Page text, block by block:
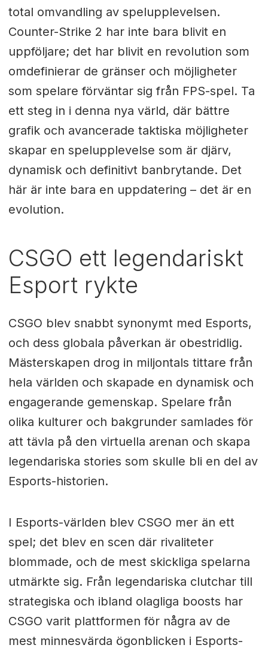
total omvandling av spelupplevelsen.
Counter-Strike 2 har inte bara blivit en
uppföljare; det har blivit en revolution som
omdefinierar de gränser och möjligheter
som spelare förväntar sig från FPS-spel. Ta
ett steg in i denna nya värld, där bättre
grafik och avancerade taktiska möjligheter
skapar en spelupplevelse som är djärv,
dynamisk och definitivt banbrytande. Det
här är inte bara en uppdatering – det är en
evolution.
CSGO ett legendariskt
Esport rykte
CSGO blev snabbt synonymt med Esports,
och dess globala påverkan är obestridlig.
Mästerskapen drog in miljontals tittare från
hela världen och skapade en dynamisk och
engagerande gemenskap. Spelare från
olika kulturer och bakgrunder samlades för
att tävla på den virtuella arenan och skapa
legendariska stories som skulle bli en del av
Esports-historien.
I Esports-världen blev CSGO mer än ett
spel; det blev en scen där rivaliteter
blommade, och de mest skickliga spelarna
utmärkte sig. Från legendariska clutchar till
strategiska och ibland olagliga boosts har
CSGO varit plattformen för några av de
mest minnesvärda ögonblicken i Esports-